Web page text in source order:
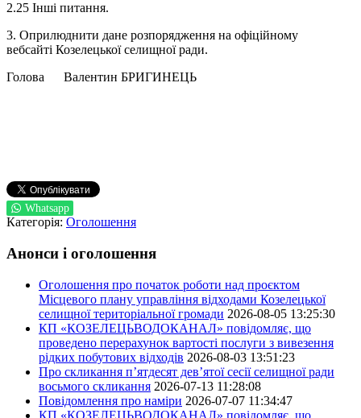
2.25 Інші питання.
3. Оприлюднити дане розпорядження на офіційному
вебсайті Козелецької селищної ради.
Голова Валентин БРИГИНЕЦЬ
Whatsapp
Категорія: Оголошення
Анонси і оголошення
Оголошення про початок роботи над проєктом
Місцевого плану управління відходами Козелецької
селищної територіальної громади 2026-08-05 13:25:30
КП «КОЗЕЛЕЦЬВОДОКАНАЛ» повідомляє, що
проведено перерахунок вартості послуги з вивезення
рідких побутових відходів 2026-08-03 13:51:23
Про скликання п’ятдесят дев’ятої сесії селищної ради
восьмого скликання 2026-07-13 11:28:08
Повідомлення про наміри 2026-07-07 11:34:47
КП «КОЗЕЛЕЦЬВОДОКАНАЛ» повідомляє, що